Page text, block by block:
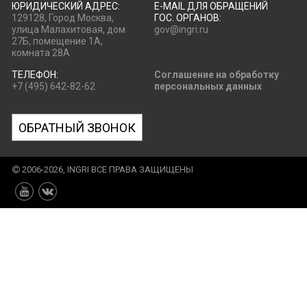
ЮРИДИЧЕСКИЙ АДРЕС:
129128, Город Москва,
улица Малахитовая, дом
27Б, помещение 1А,
комната 28А
E-MAIL ДЛЯ ОБРАЩЕНИЙ
ГОС. ОРГАНОВ:
gov@ingri.ru
ТЕЛЕФОН:
+7 (495) 642-82-62
Соглашение на обработку
персональных данных
ОБРАТНЫЙ ЗВОНОК
2006-2026, INGRI ВСЕ ПРАВА ЗАЩИЩЕНЫ